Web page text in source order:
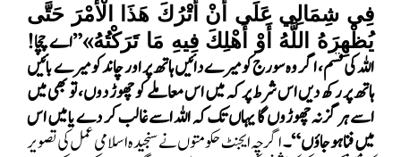
فِي شِمَالِي عَلَى أَنْ أَتْرُكَ هَذَا الْأَمْرَ حَتَّى
يُظْهِرَهُ اللَّهُ أَوْ أَهْلِكَ فِيهِ مَا تَرَكْتُهُ» ”اے چچا!
اللہ کی قسم، اگر وہ سورج کو میرے دائیں ہاتھ پر اور چاند کو میرے بائیں
ہاتھ پر رکھ دیں اس شرط پر کہ میں اس معاملے کو چھوڑ دوں، تو بھی میں
اسے ہرگز نہ چھوڑوں گا یہاں تک کہ اللہ اسے غالب کر دے یا میں اس
میں فنا ہو جاؤں“۔اگرچہ ایجنٹ حکومتوں نے سنجیدہ اسلامی عمل کی تصویر